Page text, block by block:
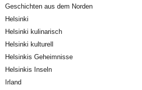
Geschichten aus dem Norden
Helsinki
Helsinki kulinarisch
Helsinki kulturell
Helsinkis Geheimnisse
Helsinkis Inseln
Irland